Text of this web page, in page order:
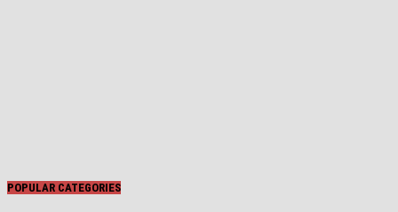
POPULAR CATEGORIES